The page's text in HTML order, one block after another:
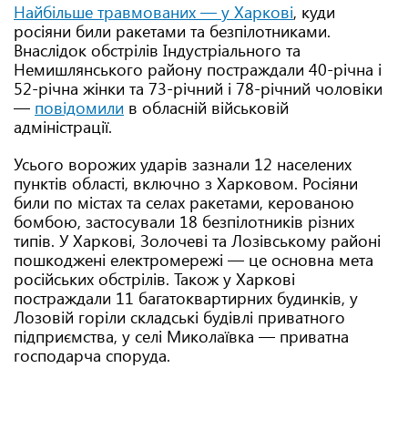
Найбільше травмованих — у Харкові, куди
росіяни били ракетами та безпілотниками.
Внаслідок обстрілів Індустріального та
Немишлянського району постраждали 40-річна і
52-річна жінки та 73-річний і 78-річний чоловіки
— повідомили в обласній військовій
адміністрації.
Усього ворожих ударів зазнали 12 населених
пунктів області, включно з Харковом. Росіяни
били по містах та селах ракетами, керованою
бомбою, застосували 18 безпілотників різних
типів. У Харкові, Золочеві та Лозівському районі
пошкоджені електромережі — це основна мета
російських обстрілів. Також у Харкові
постраждали 11 багатоквартирних будинків, у
Лозовій горіли складські будівлі приватного
підприємства, у селі Миколаївка — приватна
господарча споруда.